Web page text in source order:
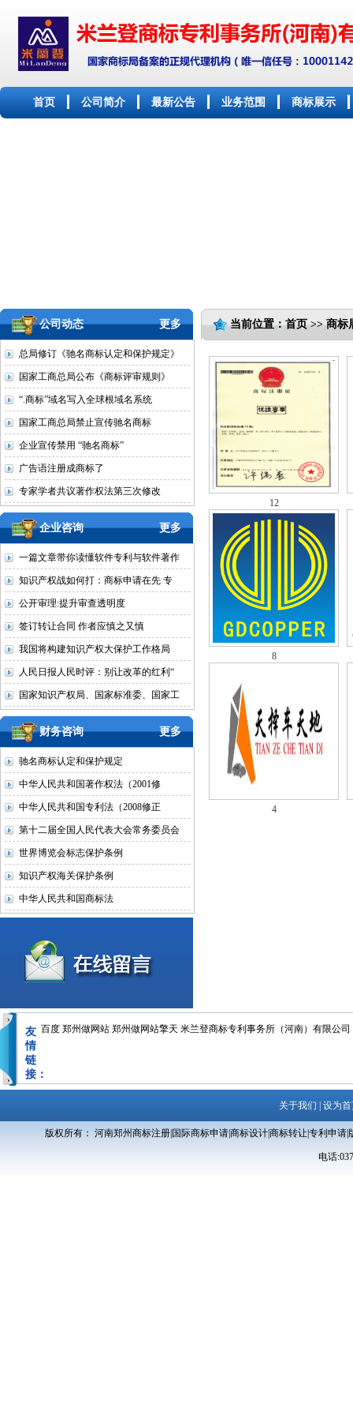
首页 公司简介 最新公告 业务范围 商标展示
公司动态 更多
总局修订《驰名商标认定和保护规定》
国家工商总局公布《商标评审规则》
“.商标”域名写入全球根域名系统
国家工商总局禁止宣传驰名商标
企业宣传禁用 “驰名商标”
广告语注册成商标了
专家学者共议著作权法第三次修改
企业咨询 更多
一篇文章带你读懂软件专利与软件著作
知识产权战如何打：商标申请在先 专
公开审理:提升审查透明度
签订转让合同 作者应慎之又慎
我国将构建知识产权大保护工作格局
人民日报人民时评：别让改革的红利“
国家知识产权局、国家标准委、国家工
财务咨询 更多
驰名商标认定和保护规定
中华人民共和国著作权法（2001修
中华人民共和国专利法（2008修正
第十二届全国人民代表大会常务委员会
世界博览会标志保护条例
知识产权海关保护条例
中华人民共和国商标法
当前位置：首页 >> 商标
12
8
4
友
情
链
接：
百度 郑州做网站 郑州做网站擎天 米兰登商标专利事务所（河南）有限公司
关于我们 设为
版权所有： 河南郑州商标注册|国际商标申请|商标设计|商标转让|专利申
电话